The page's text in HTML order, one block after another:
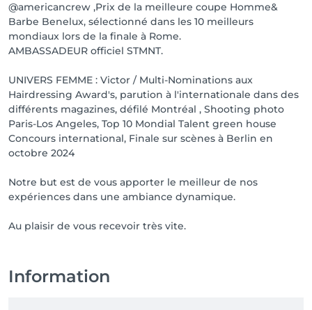
@americancrew ,Prix de la meilleure coupe Homme&
Barbe Benelux, sélectionné dans les 10 meilleurs
mondiaux lors de la finale à Rome.
AMBASSADEUR officiel STMNT.
UNIVERS FEMME : Victor / Multi-Nominations aux
Hairdressing Award's, parution à l'internationale dans des
différents magazines, défilé Montréal , Shooting photo
Paris-Los Angeles, Top 10 Mondial Talent green house
Concours international, Finale sur scènes à Berlin en
octobre 2024
Notre but est de vous apporter le meilleur de nos
expériences dans une ambiance dynamique.
Au plaisir de vous recevoir très vite.
Information